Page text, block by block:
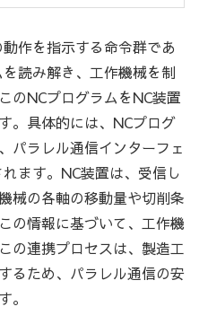
作を指示する命令群であ
読み解き、工作機械を制
のNCプログラムをNC装置
。具体的には、NCプログ
パラレル通信インターフェ
ます。NC装置は、受信し
械の各軸の移動量や切削条
の情報に基づいて、工作機
の連携プロセスは、製造工
るため、パラレル通信の安
。